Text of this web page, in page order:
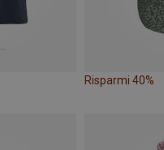
Risparmi 40%